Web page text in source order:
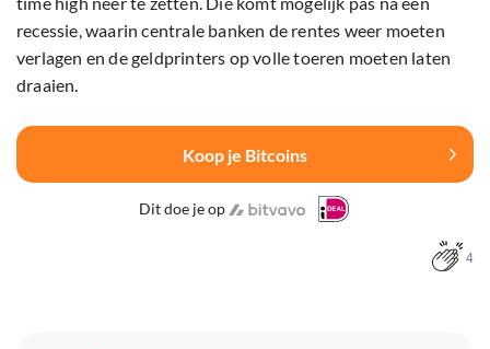
recessie, waarin centrale banken de rentes weer moeten
verlagen en de geldprinters op volle toeren moeten laten
draaien.
Koop je Bitcoins
Dit doe je op
4